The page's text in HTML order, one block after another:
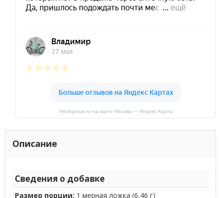
IHerbgroup.ru на карте Москвы — Яндекс Карты
Описание
Сведения о добавке
Размер порции: 1 мерная ложка (6,46 г)